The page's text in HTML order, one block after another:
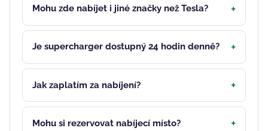
Mohu zde nabíjet i jiné značky než Tesla?
Je supercharger dostupný 24 hodin denně?
Jak zaplatím za nabíjení?
Mohu si rezervovat nabíjecí místo?